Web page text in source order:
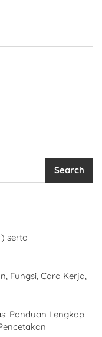
Search
serta
Fungsi, Cara Kerja,
Panduan Lengkap